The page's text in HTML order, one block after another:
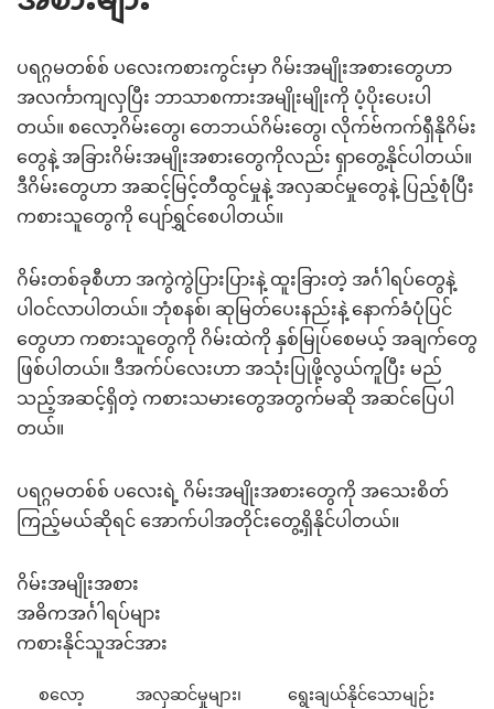
ပရဂ္ဂမတစ်စ် ပလေးကစားကွင်းမှာ ဂိမ်းအမျိုးအစားတွေဟာ
အလင်္ကာကျလှပြီး ဘာသာစကားအမျိုးမျိုးကို ပံ့ပိုးပေးပါ
တယ်။ စလော့ဂိမ်းတွေ၊ တေဘယ်ဂိမ်းတွေ၊ လိုက်ဗ်ကက်ရှီနိုဂိမ်း
တွေနဲ့ အခြားဂိမ်းအမျိုးအစားတွေကိုလည်း ရှာတွေ့နိုင်ပါတယ်။
ဒီဂိမ်းတွေဟာ အဆင့်မြင့်တီထွင်မှုနဲ့ အလှဆင်မှုတွေနဲ့ ပြည့်စုံပြီး
ကစားသူတွေကို ပျော်ရွှင်စေပါတယ်။
ဂိမ်းတစ်ခုစီဟာ အကွဲကွဲပြားပြားနဲ့ ထူးခြားတဲ့ အင်္ဂါရပ်တွေနဲ့
ပါဝင်လာပါတယ်။ ဘုံစနစ်၊ ဆုမြတ်ပေးနည်းနဲ့ နောက်ခံပုံပြင်
တွေဟာ ကစားသူတွေကို ဂိမ်းထဲကို နှစ်မြုပ်စေမယ့် အချက်တွေ
ဖြစ်ပါတယ်။ ဒီအက်ပ်လေးဟာ အသုံးပြုဖို့လွယ်ကူပြီး မည်
သည့်အဆင့်ရှိတဲ့ ကစားသမားတွေအတွက်မဆို အဆင်ပြေပါ
တယ်။
ပရဂ္ဂမတစ်စ် ပလေးရဲ့ ဂိမ်းအမျိုးအစားတွေကို အသေးစိတ်
ကြည့်မယ်ဆိုရင် အောက်ပါအတိုင်းတွေ့ရှိနိုင်ပါတယ်။
ဂိမ်းအမျိုးအစား
အဓိကအင်္ဂါရပ်များ
ကစားနိုင်သူအင်အား
စလော့
အလှဆင်မှုများ၊
ရွေးချယ်နိုင်သောမျဉ်း